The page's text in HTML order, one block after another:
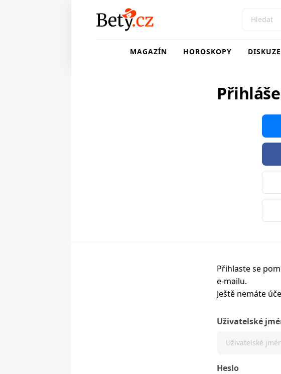
MAGAZÍN HOROSKOPY DISKUZE
Přihlaste se
e-mailu.
Ještě nemáte
Uživatelské
Heslo